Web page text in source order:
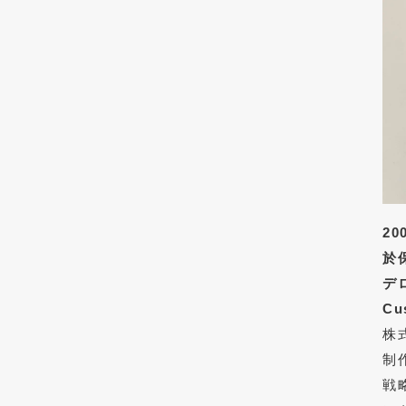
於
デ
株
制
戦